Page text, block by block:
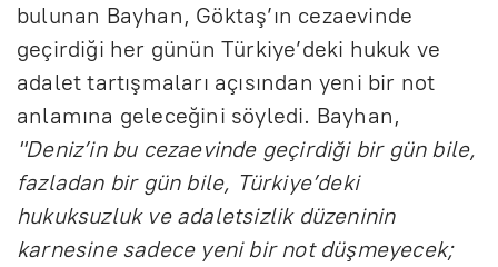
bulunan Bayhan, Göktaş’ın cezaevinde
geçirdiği her günün Türkiye’deki hukuk ve
adalet tartışmaları açısından yeni bir not
anlamına geleceğini söyledi. Bayhan,
"Deniz’in bu cezaevinde geçirdiği bir gün bile,
fazladan bir gün bile, Türkiye’deki
hukuksuzluk ve adaletsizlik düzeninin
karnesine sadece yeni bir not düşmeyecek;